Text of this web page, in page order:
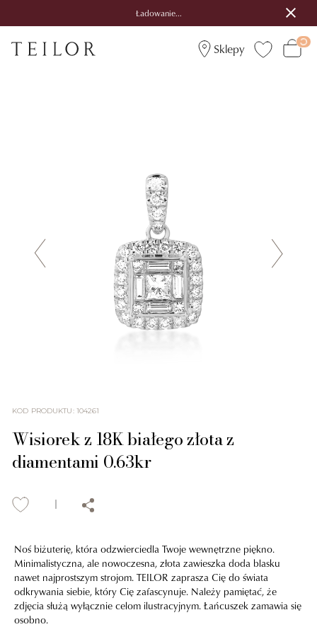
Ładowanie...
Sklepy
KOD PRODUKTU: 104261
Wisiorek z 18K białego złota z
diamentami 0.63kr
Noś biżuterię, która odzwierciedla Twoje wewnętrzne piękno.
Minimalistyczna, ale nowoczesna, złota zawieszka doda blasku
nawet najprostszym strojom. TEILOR zaprasza Cię do świata
odkrywania siebie, który Cię zafascynuje. Należy pamiętać, że
zdjęcia służą wyłącznie celom ilustracyjnym. Łańcuszek zamawia się
osobno.